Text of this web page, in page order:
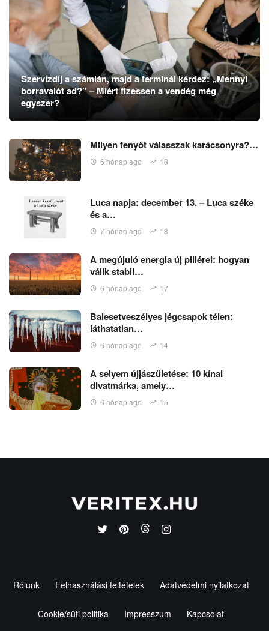
Szervízdíj a számlán, majd a terminál kérdez: „Mennyi
borravalót ad?” – Miért fizessen a vendég még
egyszer?
Milyen fenyőt válasszak karácsonyra?…
6 hónap ago 18
Luca napja: december 13. – Luca széke
és a…
7 hónap ago 18
A megújuló energia új pillérei: hogyan
válik stabil…
6 hónap ago 17
Balesetveszélyes jégcsapok télen:
láthatatlan…
6 hónap ago 14
A selyem újjászületése: 10 kínai
divatmárka, amely…
6 hónap ago 15
Rólunk Felhasználási feltételek Adatvédelmi nyilatkozat
Cookie/süti politika Impresszum Kapcsolat